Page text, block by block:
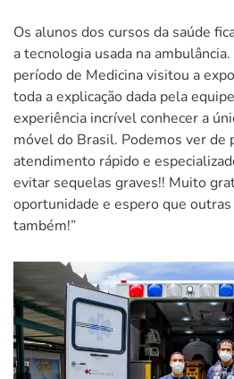
Os alunos dos cursos da saúde
a tecnologia usada na
período de Medicina visitou a
toda a explicação dada pela
experiência incrível conhecer a
móvel do Brasil. Podemos ver de
atendimento rápido e
evitar sequelas graves!! Muito
oportunidade e espero que
também!”